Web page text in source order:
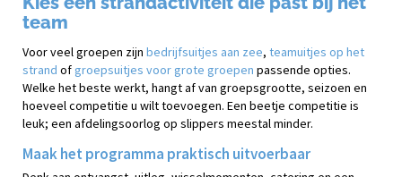
team
Voor veel groepen zijn bedrijfsuitjes aan zee, teamuitjes op het
strand ofgroepsuitjes voor grote groepen passende opties.
Welke het beste werkt, hangt af van groepsgrootte, seizoen en
hoeveel competitie u wilt toevoegen. Een beetje competitie is
leuk; een afdelingsoorlog op slippers meestal minder.
Maak het programma praktisch uitvoerbaar